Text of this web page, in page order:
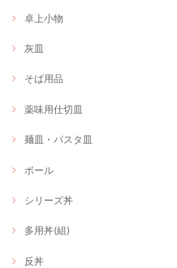
卓上小物
灰皿
そば用品
薬味用仕切皿
麺皿・パスタ皿
ボール
シリーズ丼
多用丼(組)
反丼